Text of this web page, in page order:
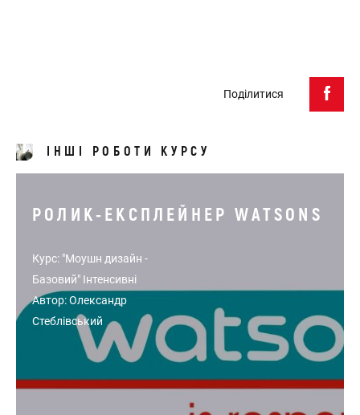
Поділитися
ІНШІ РОБОТИ КУРСУ
РОЛИК-ЕКСПЛЕЙНЕР WATSONS
Курс: "Моушн дизайн -
Базовий" Інтенсивні
Автор: Олександр
Стеблівський